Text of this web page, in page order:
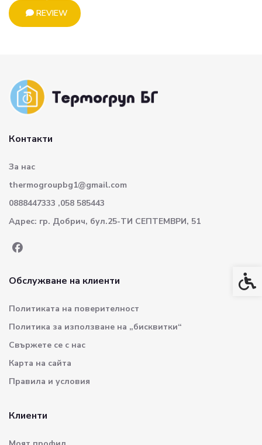
REVIEW
Контакти
За нас
thermogroupbg1@gmail.com
0888447333 ,058 585443
Адрес: гр. Добрич, бул.25-ТИ СЕПТЕМВРИ, 51
Обслужване на клиенти
Политиката на поверителност
Политика за използване на „бисквитки“
Свържете се с нас
Карта на сайта
Правила и условия
Клиенти